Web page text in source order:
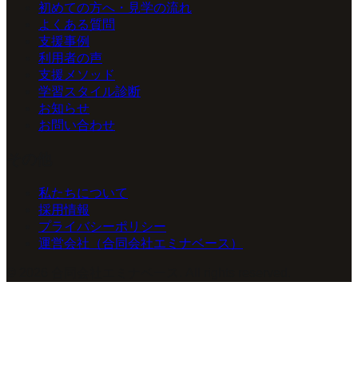
初めての方へ・見学の流れ
よくある質問
支援事例
利用者の声
支援メソッド
学習スタイル診断
お知らせ
お問い合わせ
私たちについて
採用情報
プライバシーポリシー
運営会社（合同会社エミナベース）